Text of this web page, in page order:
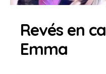
Revés en
Emma